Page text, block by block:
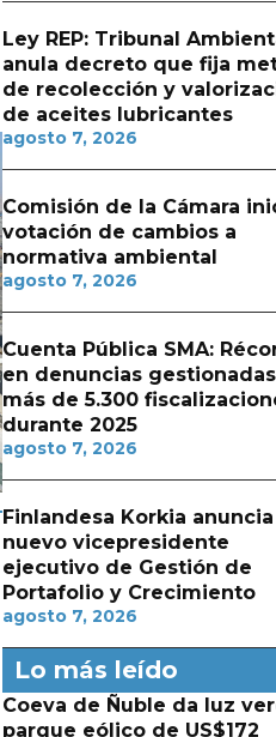
Ley REP: Tribunal
anula decreto que fija
de recolección y
de aceites lubricantes
agosto 7, 2026
Comisión de la Cámara
votación de cambios a
normativa ambiental
agosto 7, 2026
Cuenta Pública SMA:
en denuncias
más de 5.300
durante 2025
agosto 7, 2026
Finlandesa Korkia anuncia
nuevo vicepresidente
ejecutivo de Gestión de
Portafolio y Crecimiento
agosto 7, 2026
Lo más leído
Coeva de Ñuble da luz
parque eólico de US$172